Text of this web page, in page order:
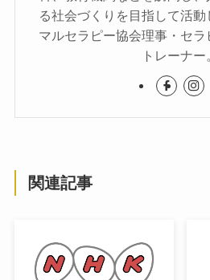
る社会づくりを目指して活
マルセラピー協会理事・セ
トレーナー
関連記事